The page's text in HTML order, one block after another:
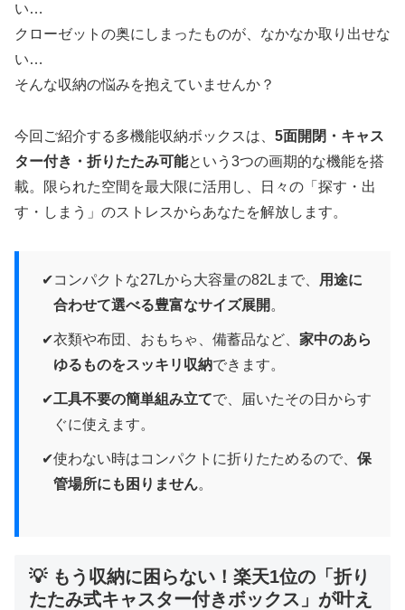
い…
クローゼットの奥にしまったものが、なかなか取り出せな
い…
そんな収納の悩みを抱えていませんか？
今回ご紹介する多機能収納ボックスは、 5面開閉・キャス
ター付き・折りたたみ可能という3つの画期的な機能を搭
載。限られた空間を最大限に活用し、日々の「探す・出
す・しまう」のストレスからあなたを解放します。
コンパクトな27Lから大容量の82Lまで、
用途に
合わせて選べる豊富なサイズ展開 。
衣類や布団、おもちゃ、備蓄品など、家中のあら
ゆるものをスッキリ収納できます。
工具不要の簡単組み立てで、届いたその日からす
ぐに使えます。
使わない時はコンパクトに折りたためるので、保
管場所にも困りません。
💡 もう収納に困らない！楽天1位の「折り
たたみ式キャスター付きボックス」が叶え